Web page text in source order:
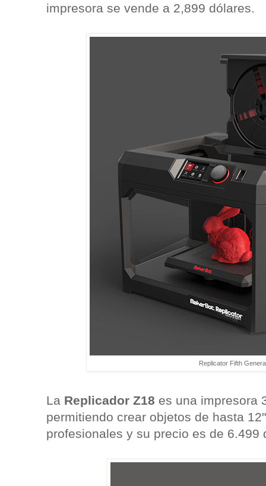
impresora se vende a 2,899 dólares.
Replicator Fifth
La Replicador Z18 es una impresora
permitiendo crear objetos de hasta
profesionales y su precio es de 6.499